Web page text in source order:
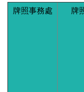
牌照事務處 牌